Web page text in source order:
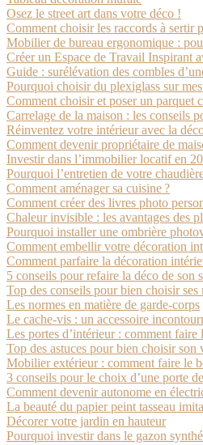
Osez le street art dans votre déco !
Comment choisir les raccords à sertir
Mobilier de bureau ergonomique :
Créer un Espace de Travail Inspirant
Guide : surélévation des combles
Pourquoi choisir du plexiglass sur
Comment choisir et poser un parquet
Carrelage de la maison : les conseils
Réinventez votre intérieur avec la
Comment devenir propriétaire de
Investir dans l’immobilier locatif en
Pourquoi l’entretien de votre
Comment aménager sa cuisine ?
Comment créer des livres photo
Chaleur invisible : les avantages des
Pourquoi installer une ombrière
Comment embellir votre décoration
Comment parfaire la décoration
5 conseils pour refaire la déco de son
Top des conseils pour bien choisir ses
Les normes en matière de garde-corps
Le cache-vis : un accessoire
Les portes d’intérieur : comment faire
Top des astuces pour bien choisir son
Mobilier extérieur : comment faire le
3 conseils pour le choix d’une porte
Comment devenir autonome en
La beauté du papier peint tasseau
Décorer votre jardin en hauteur
Pourquoi investir dans le gazon